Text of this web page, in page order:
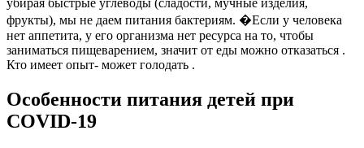
убирая быстрые углеводы (сладости, мучные изделия,
фрукты), мы не даем питания бактериям. �Если у человека
нет аппетита, у его организма нет ресурса на то, чтобы
заниматься пищеварением, значит от еды можно отказаться .
Кто имеет опыт- может голодать .
Особенности питания детей при
COVID-19